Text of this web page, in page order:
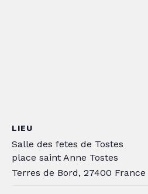
LIEU
Salle des fetes de Tostes
place saint Anne Tostes
Terres de Bord, 27400 France